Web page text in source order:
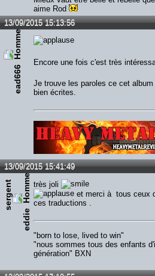
aime Rod
13/09/2015 15:13:56
ead666
Encore une fois c'est très
Je trouve les paroles ce cet
bien écrites.
Lien :http://heavymetalreviews.fr/
13/09/2015 15:41:49
s
e
r
g
e
n
t
e
d
d
i
e
très joli
et merci à tous ceux
ces traductions .
"born to lose, lived to win"
"nous sommes tous des enfants
génération" BXN